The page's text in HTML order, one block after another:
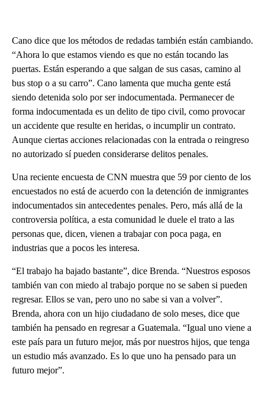
Cano dice que los métodos de redadas también están cambiando.
“Ahora lo que estamos viendo es que no están tocando las
puertas. Están esperando a que salgan de sus casas, camino al
bus stop o a su carro”. Cano lamenta que mucha gente está
siendo detenida solo por ser indocumentada. Permanecer de
forma indocumentada es un delito de tipo civil, como provocar
un accidente que resulte en heridas, o incumplir un contrato.
Aunque ciertas acciones relacionadas con la entrada o reingreso
no autorizado sí pueden considerarse delitos penales.
Una reciente encuesta de CNN muestra que 59 por ciento de los
encuestados no está de acuerdo con la detención de inmigrantes
indocumentados sin antecedentes penales. Pero, más allá de la
controversia política, a esta comunidad le duele el trato a las
personas que, dicen, vienen a trabajar con poca paga, en
industrias que a pocos les interesa.
“El trabajo ha bajado bastante”, dice Brenda. “Nuestros esposos
también van con miedo al trabajo porque no se saben si pueden
regresar. Ellos se van, pero uno no sabe si van a volver”.
Brenda, ahora con un hijo ciudadano de solo meses, dice que
también ha pensado en regresar a Guatemala. “Igual uno viene a
este país para un futuro mejor, más por nuestros hijos, que tenga
un estudio más avanzado. Es lo que uno ha pensado para un
futuro mejor”.